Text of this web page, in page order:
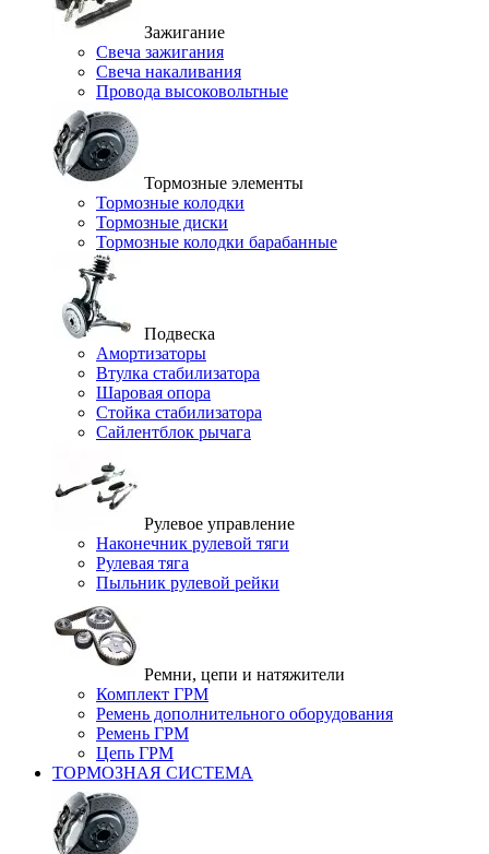
Зажигание
Свеча зажигания
Свеча накаливания
Провода высоковольтные
Тормозные элементы
Тормозные колодки
Тормозные диски
Тормозные колодки барабанные
Подвеска
Амортизаторы
Втулка стабилизатора
Шаровая опора
Стойка стабилизатора
Сайлентблок рычага
Рулевое управление
Наконечник рулевой тяги
Рулевая тяга
Пыльник рулевой рейки
Ремни, цепи и натяжители
Комплект ГРМ
Ремень дополнительного оборудования
Ремень ГРМ
Цепь ГРМ
ТОРМОЗНАЯ СИСТЕМА